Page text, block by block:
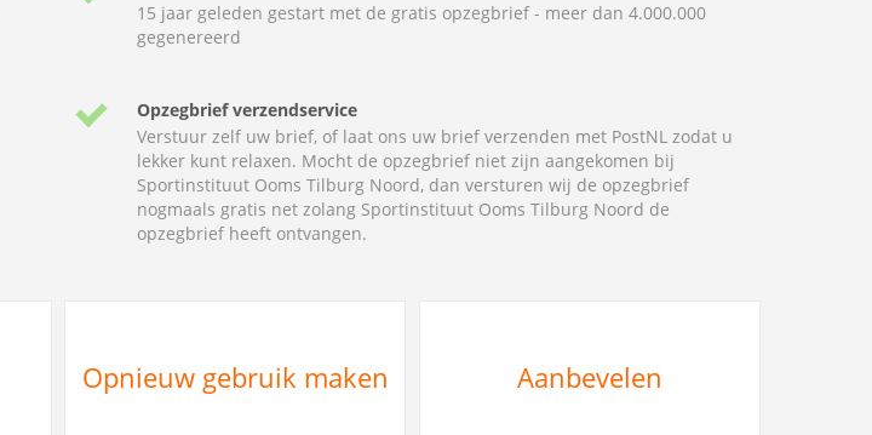
15 jaar geleden gestart met de gratis opzegbrief - meer dan 4.000.000
gegenereerd
Opzegbrief verzendservice
Verstuur zelf uw brief, of laat ons uw brief verzenden met PostNL zodat u
lekker kunt relaxen. Mocht de opzegbrief niet zijn aangekomen bij
Sportinstituut Ooms Tilburg Noord, dan versturen wij de opzegbrief
nogmaals gratis net zolang Sportinstituut Ooms Tilburg Noord de
opzegbrief heeft ontvangen.
Opnieuw gebruik maken Aanbevelen